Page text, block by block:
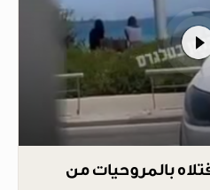
بالمروحيات من